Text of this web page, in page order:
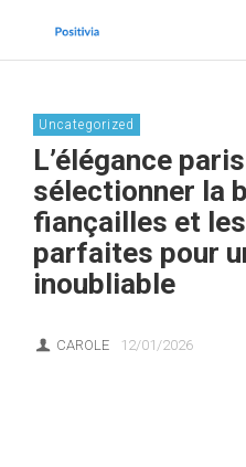
Uncategorized
L’élégance
sélectionner la
fiançailles et
parfaites pour
inoubliable
CAROLE 12/01/2026